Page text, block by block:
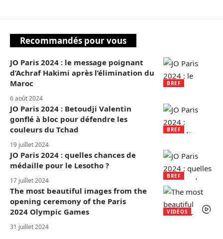
Recommandés pour vous
BREF
JO Paris 2024 : le message poignant
d’Achraf Hakimi après l’élimination du
Maroc
6 août 2024
BREF
JO Paris 2024 : Betoudji Valentin
gonflé à bloc pour défendre les
couleurs du Tchad
19 juillet 2024
BREF
JO Paris 2024 : quelles chances de
médaille pour le Lesotho ?
17 juillet 2024
VIDÉOS
The most beautiful images from the
opening ceremony of the Paris
2024 Olympic Games
31 juillet 2024